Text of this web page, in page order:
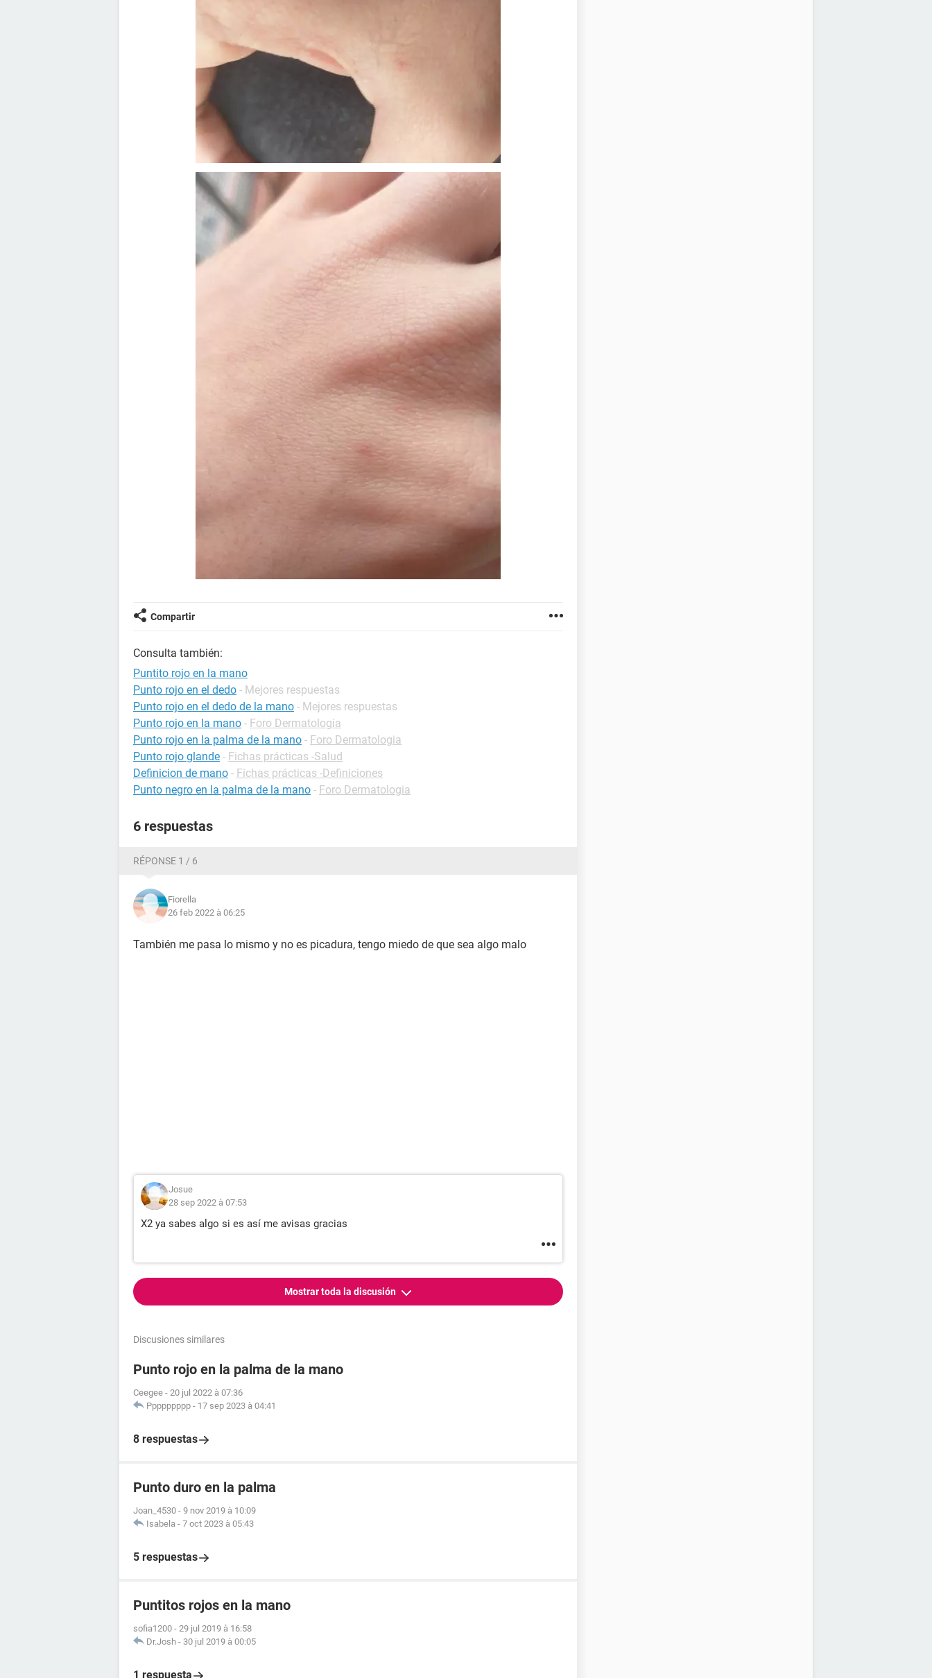
Compartir
Consulta también:
Puntito rojo en la mano
Punto rojo en el dedo - Mejores respuestas
Punto rojo en el dedo de la mano - Mejores respuestas
Punto rojo en la mano - Foro Dermatologia
Punto rojo en la palma de la mano - Foro Dermatologia
Punto rojo glande - Fichas prácticas -Salud
Definicion de mano - Fichas prácticas -Definiciones
Punto negro en la palma de la mano - Foro Dermatologia
6 respuestas
RÉPONSE 1 / 6
Fiorella
26 feb 2022 à 06:25
También me pasa lo mismo y no es picadura, tengo miedo de que sea algo malo
Josue
28 sep 2022 à 07:53
X2 ya sabes algo si es así me avisas gracias
Mostrar toda la discusión
Discusiones similares
Punto rojo en la palma de la mano
Ceegee - 20 jul 2022 à 07:36
Ppppppppp - 17 sep 2023 à 04:41
8 respuestas
Punto duro en la palma
Joan_4530 - 9 nov 2019 à 10:09
Isabela - 7 oct 2023 à 05:43
5 respuestas
Puntitos rojos en la mano
sofia1200 - 29 jul 2019 à 16:58
Dr.Josh - 30 jul 2019 à 00:05
1 respuesta